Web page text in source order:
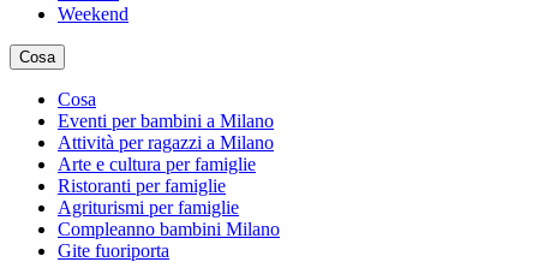
Weekend
Cosa
Cosa
Eventi per bambini a Milano
Attività per ragazzi a Milano
Arte e cultura per famiglie
Ristoranti per famiglie
Agriturismi per famiglie
Compleanno bambini Milano
Gite fuoriporta